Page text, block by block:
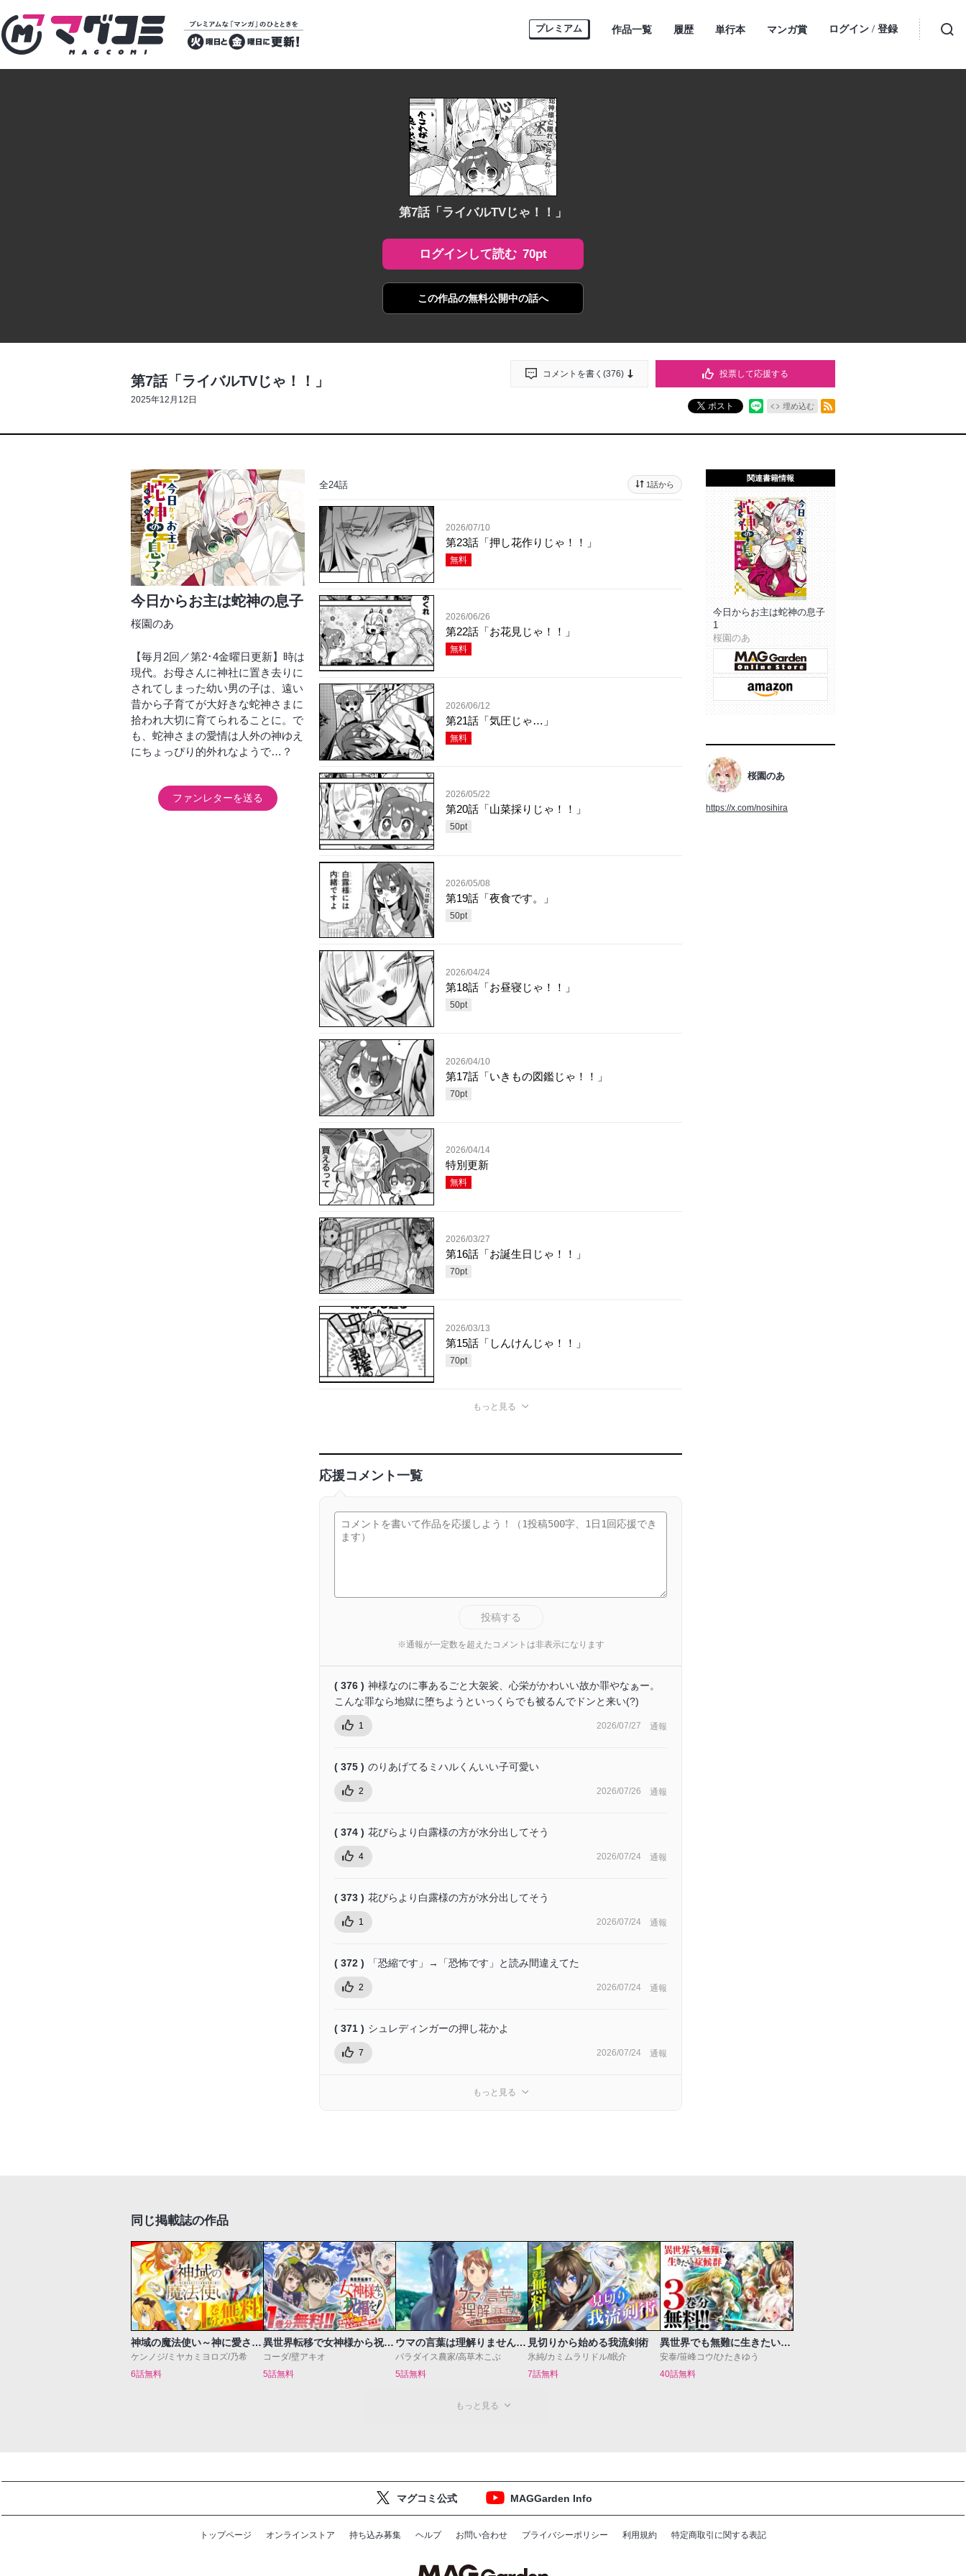
マグコミ – Mag Garden Comic Online
プレミアムな
「マンガ」のひ
プレミアム 作品一覧 履歴 単行本 マンガ賞 ログイン ・
登録 検索
第7話「ライバルTVじゃ！！」
ログインして読む 70pt
この作品の無料公開中の話へ
第7話「ライバルTVじゃ！！」
2025年12月12日
投票して応援する
コメントを書く(376)
ポスト 埋め込む
今日からお主は蛇神の息子
桜園のあ
【毎月2回／第2･4金曜日更新】時は
現代。お母さんに神社に置き去りに
されてしまった幼い男の子は、遠い
昔から子育てが大好きな蛇神さまに
拾われ大切に育てられることに。で
も、蛇神さまの愛情は人外の神ゆえ
にちょっぴり的外れなようで…？
ファンレターを送る
全24話 1話から
2026/07/10
第23話「押し花作りじゃ！！」
無料
2026/06/26
第22話「お花見じゃ！！」
無料
2026/06/12
第21話「気圧じゃ…」
無料
2026/05/22
第20話「山菜採りじゃ！！」
50pt
2026/05/08
第19話「夜食です。」
50pt
2026/04/24
第18話「お昼寝じゃ！！」
50pt
2026/04/10
第17話「いきもの図鑑じゃ！！」
70pt
2026/04/14
特別更新
無料
2026/03/27
第16話「お誕生日じゃ！！」
70pt
2026/03/13
第15話「しんけんじゃ！！」
70pt
もっと見る
応援コメント一覧
投稿する
※通報が一定数を超えたコメントは非表示になります
( 376 ) 神様なのに事あるごと大袈裟、心栄がかわいい故か罪やなぁー。
こんな罪なら地獄に堕ちようといっくらでも被るんでドンと来い(?)
1 2026/07/27 通報
( 375 ) のりあげてるミハルくんいい子可愛い
2 2026/07/26 通報
( 374 ) 花びらより白露様の方が水分出してそう
4 2026/07/24 通報
( 373 ) 花びらより白露様の方が水分出してそう
1 2026/07/24 通報
( 372 ) 「恐縮です」→「恐怖です」と読み間違えてた
2 2026/07/24 通報
( 371 ) シュレディンガーの押し花かよ
7 2026/07/24 通報
もっと見る
関連書籍情報
今日からお主は蛇神の息子
1
桜園のあ
桜園のあ
https://x.com/nosihira
同じ掲載誌の作品
神域の魔法使い～神に愛された落第生は魔法学院へ通う～
ケンノジ/ミヤカミヨロズ/乃希
6話無料
異世界転移で女神様から祝福を！～いえ、手持ちの異能があるので結構です～@COMIC
コーダ/壁アキオ
5話無料
ウマの言葉は理解りませんだから静かにしてください！
パラダイス農家/高草木こぶ
5話無料
見切りから始める我流剣術
氷純/カミムラリドル/眠介
7話無料
異世界でも無難に生きたい症候群
安泰/笹峰コウ/ひたきゆう
40話無料
もっと見る
マグコミ公式 MAGGarden Info
トップページ オンラインストア 持ち込み募集 ヘルプ お問い合わせ プライバシーポリシー 利用規約 特定商取引に関する表記